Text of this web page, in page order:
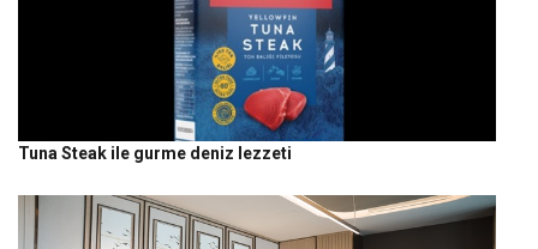
Tuna Steak ile gurme deniz lezzeti